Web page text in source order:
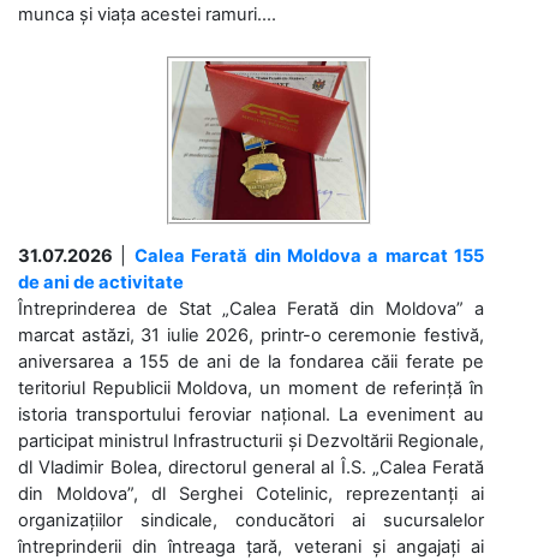
munca și viața acestei ramuri....
31.07.2026
Calea Ferată din Moldova a marcat 155
de ani de activitate
Întreprinderea de Stat „Calea Ferată din Moldova” a
marcat astăzi, 31 iulie 2026, printr-o ceremonie festivă,
aniversarea a 155 de ani de la fondarea căii ferate pe
teritoriul Republicii Moldova, un moment de referință în
istoria transportului feroviar național. La eveniment au
participat ministrul Infrastructurii și Dezvoltării Regionale,
dl Vladimir Bolea, directorul general al Î.S. „Calea Ferată
din Moldova”, dl Serghei Cotelinic, reprezentanți ai
organizațiilor sindicale, conducători ai sucursalelor
întreprinderii din întreaga țară, veterani și angajați ai